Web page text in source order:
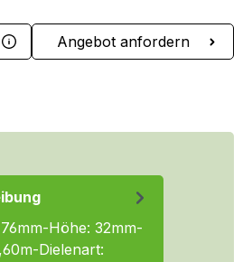
Gib den
Angebot anfordern
Höhe: 32mm-
Dielenart: